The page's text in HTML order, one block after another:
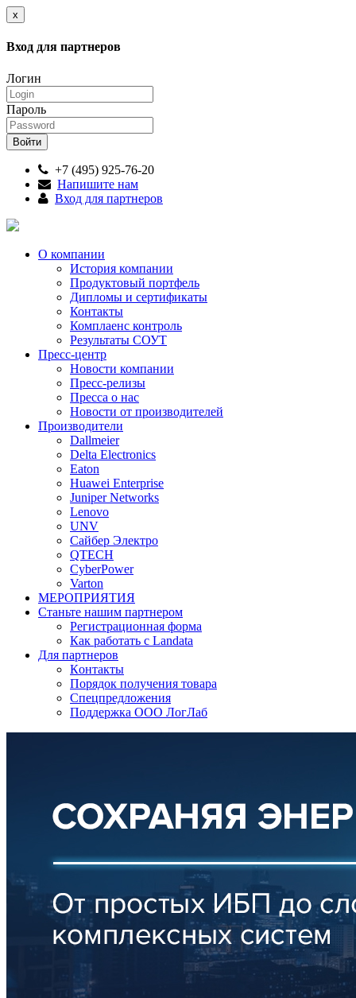
x
Вход для партнеров
Логин
Пароль
+7 (495) 925-76-20
Напишите нам
Вход для партнеров
О компании
История компании
Продуктовый портфель
Дипломы и сертификаты
Контакты
Комплаенс контроль
Результаты СОУТ
Пресс-центр
Новости компании
Пресс-релизы
Пресса о нас
Новости от производителей
Производители
Dallmeier
Delta Electronics
Eaton
Huawei Enterprise
Juniper Networks
Lenovo
UNV
Сайбер Электро
QTECH
CyberPower
Varton
МЕРОПРИЯТИЯ
Станьте нашим партнером
Регистрационная форма
Как работать с Landata
Для партнеров
Кoнтaкты
Порядок получения товара
Спецпредложения
Поддержка ООО ЛогЛаб